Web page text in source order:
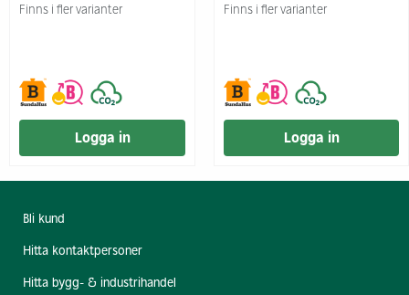
Finns i fler varianter
Logga in
Finns i fler varianter
Logga in
Bli kund
Hitta kontaktpersoner
Hitta bygg- & industrihandel